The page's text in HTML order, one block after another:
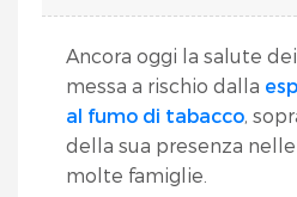
Ancora oggi la salute
messa a rischio dalla
al fumo di tabacco,
della sua presenza
molte famiglie.